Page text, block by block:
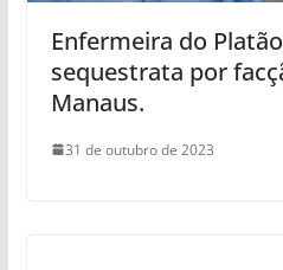
Enfermeira do
sequestrata por
Manaus.
31 de outubro de 2023